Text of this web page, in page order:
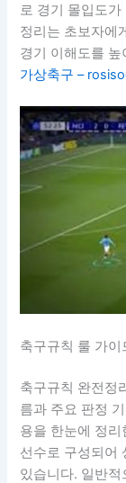
로 경기 몰입도
정리는 초보자에
경기 이해도를
가상축구 –
축구규칙 룰 가이
축구규칙 완전정
름과 주요 판정
용을 한눈에 정리
선수로 구성되어
있습니다. 일반